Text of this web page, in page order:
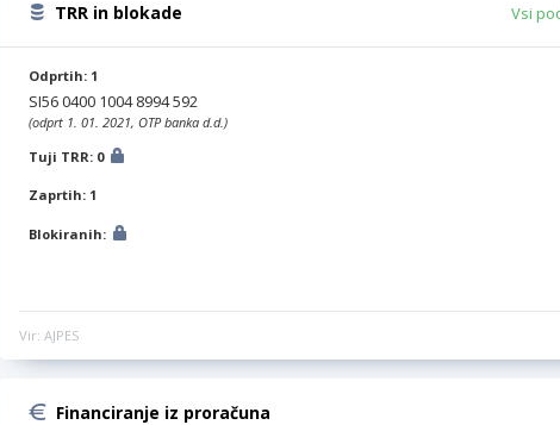
TRR in blokade Vsi
Odprtih: 1
SI56 0400 1004 8994 592
(odprt 1. 01. 2021, OTP banka d.d.)
Tuji TRR: 0
Zaprtih: 1
Blokiranih:
Vir: AJPES
Financiranje iz proračuna